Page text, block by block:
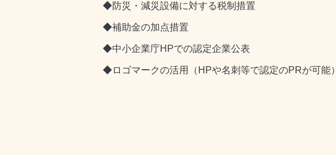
◆防災・減災設備に対する税制措置
◆補助金の加点措置
◆中小企業庁HPでの認定企業公表
◆ロゴマークの活用（HPや名刺等で認定のPRが可能）